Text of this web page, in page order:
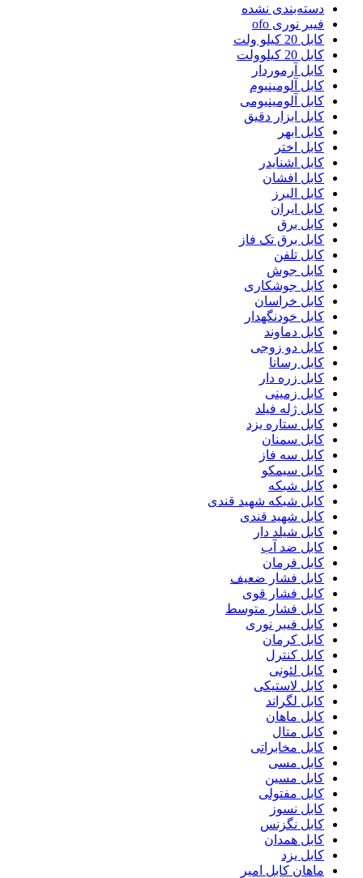
دسته‌بندی نشده
فیبر نوری ofo
کابل 20 کیلو ولت
کابل 20 کیلوولت
کابل آرموردار
کابل آلومینیوم
کابل آلومینیومی
کابل ابزار دقیق
کابل ابهر
کابل اختر
کابل اشنایدر
کابل افشان
کابل البرز
کابل ایران
کابل برق
کابل برق تک فاز
کابل تلفن
کابل جوش
کابل جوشکاری
کابل خراسان
کابل خودنگهدار
کابل دماوند
کابل دو زوجی
کابل رسانا
کابل زره دار
کابل زمینی
کابل ژله فیلد
کابل ستاره یزد
کابل سمنان
کابل سه فاز
کابل سیمکو
کابل شبکه
کابل شبکه شهید قندی
کابل شهید قندی
کابل شیلد دار
کابل ضد آب
کابل فرمان
کابل فشار ضعیف
کابل فشار قوی
کابل فشار متوسط
کابل فیبر نوری
کابل کرمان
کابل کنترل
کابل لئونی
کابل لاستیکی
کابل لگراند
کابل ماهان
کابل متال
کابل مخابراتی
کابل مسی
کابل مسین
کابل مفتولی
کابل نسوز
کابل نگزنس
کابل همدان
کابل یزد
ماهان کابل امیر